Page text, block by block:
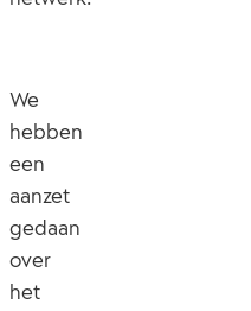
We
hebben
een
aanzet
gedaan
over
het